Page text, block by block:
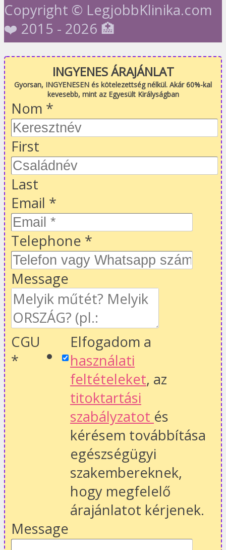
Copyright © LegjobbKlinika.com
❤️ 2015 - 2026 🏥
INGYENES ÁRAJÁNLAT
Gyorsan, INGYENESEN és kötelezettség nélkül. Akár 60%-kal
kevesebb, mint az Egyesült Királyságban
Nom *
First
Last
Email *
Telephone *
Message
CGU
*
Elfogadom a
használati
feltételeket, az
titoktartási
szabályzatot és
kérésem továbbítása
egészségügyi
szakembereknek,
hogy megfelelő
árajánlatot kérjenek.
Message